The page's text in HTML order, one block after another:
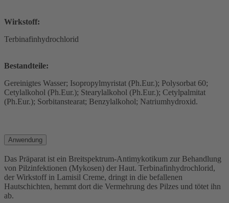
Wirkstoff:
Terbinafinhydrochlorid
Bestandteile:
Gereinigtes Wasser; Isopropylmyristat (Ph.Eur.); Polysorbat 60;
Cetylalkohol (Ph.Eur.); Stearylalkohol (Ph.Eur.); Cetylpalmitat
(Ph.Eur.); Sorbitanstearat; Benzylalkohol; Natriumhydroxid.
Anwendung
Das Präparat ist ein Breitspektrum-Antimykotikum zur Behandlung
von Pilzinfektionen (Mykosen) der Haut. Terbinafinhydrochlorid,
der Wirkstoff in Lamisil Creme, dringt in die befallenen
Hautschichten, hemmt dort die Vermehrung des Pilzes und tötet ihn
ab.